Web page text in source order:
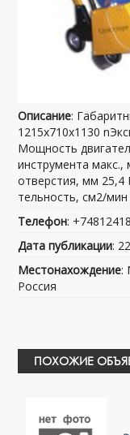
Описание:
1215х710х1130
Мощность
инструмента
отверстия, мм 25,4
тельность, см2/мин
Телефон:
Дата публикации:
Местонахождение:
Россия
ПОХОЖИЕ